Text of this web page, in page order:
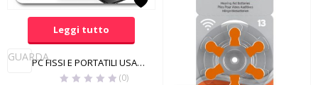
Leggi tutto
GUARDA PC FISSI E PORTATILI USATI E GARANTITI
(0)